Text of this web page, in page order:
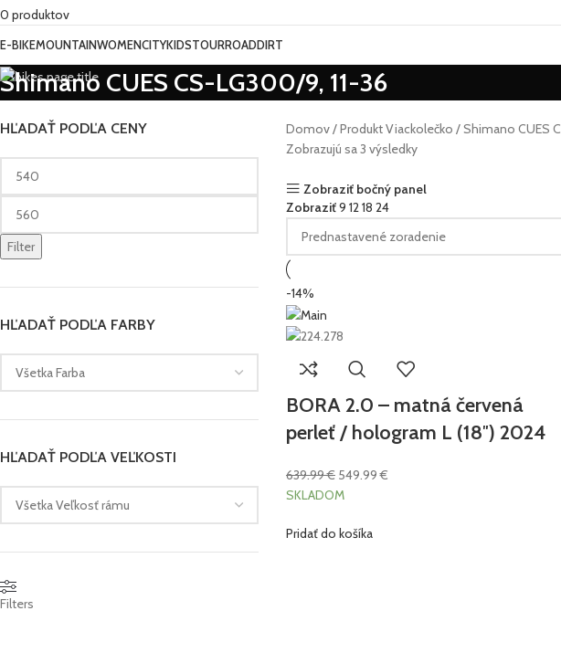
0 produktov
E-BIKEMOUNTAINWOMENCITYKIDSTOURROADDIRT
Shimano CUES CS-LG300/9, 11-36
HĽADAŤ PODĽA CENY
Filter
HĽADAŤ PODĽA FARBY
HĽADAŤ PODĽA VEĽKOSTI
Filters
Domov Produkt Viackolečko
Shimano CUES
Zobrazujú sa 3 výsledky
Zobraziť bočný panel
Zobraziť9 1218 24
-14%
BORA 2.0 – matná červená
perleť / hologram L (18″) 2024
639.99€ 549.99€
SKLADOM
Pridať do košíka